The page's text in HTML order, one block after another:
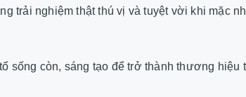
trải nghiệm thật thú vị và tuyệt vời khi mặc
sống còn, sáng tạo để trở thành thương hiệu